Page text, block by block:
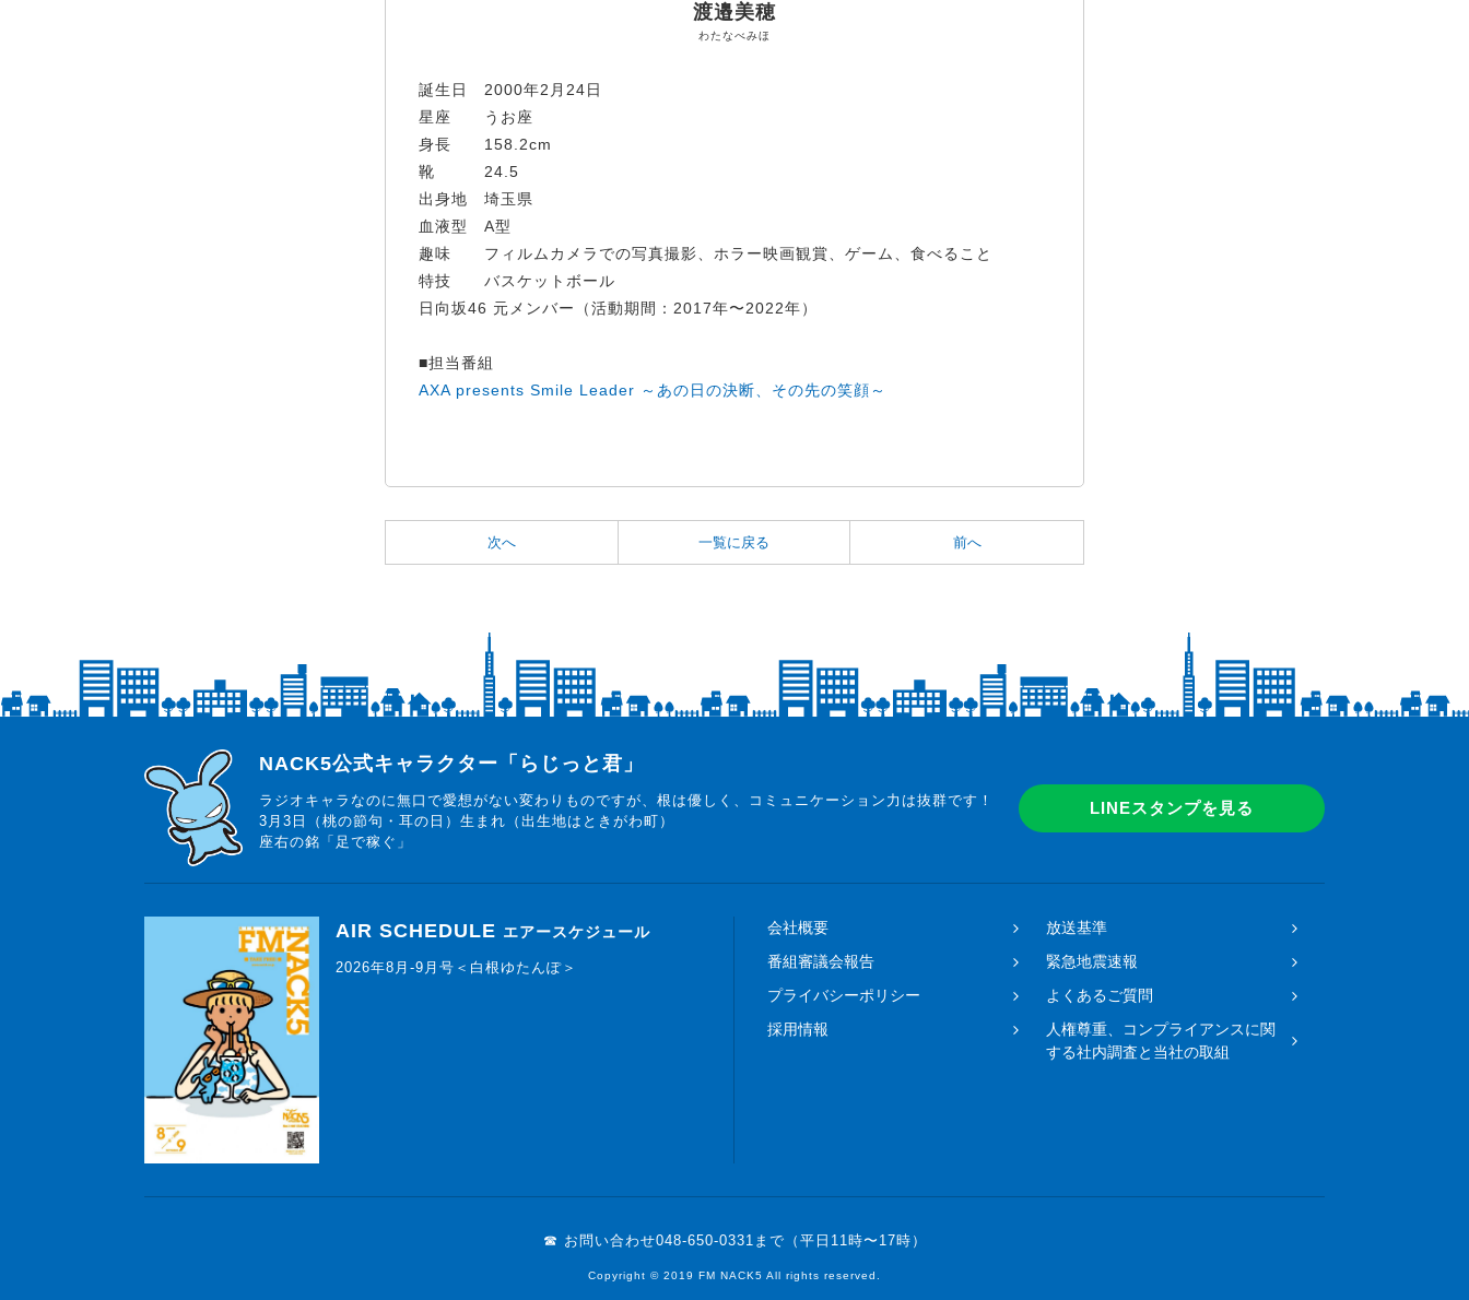
渡邉美穂
わたなべみほ
誕生日 2000年2月24日
星座 うお座
身長 158.2cm
靴 24.5
出身地 埼玉県
血液型 A型
趣味 フィルムカメラでの写真撮影、ホラー映画観賞、ゲーム、食べること
特技 バスケットボール
日向坂46 元メンバー（活動期間：2017年〜2022年）
■担当番組
AXA presents Smile Leader ～あの日の決断、その先の笑顔～
次へ 一覧に戻る 前へ
らじっと君
NACK5公式キャラクター「らじっと君」
ラジオキャラなのに無口で愛想がない変わりものですが、根は優しく、コミュニケーション力は抜群です！
3月3日（桃の節句・耳の日）生まれ（出生地はときがわ町）
座右の銘「足で稼ぐ」
LINEスタンプを見る
AIR SCHEDULE エアースケジュール
2026年8月-9月号＜白根ゆたんぽ＞
会社概要
放送基準
番組審議会報告
緊急地震速報
プライバシーポリシー
よくあるご質問
採用情報
人権尊重、コンプライアンスに関
する社内調査と当社の取組
☎ お問い合わせ048-650-0331まで（平日11時〜17時）
Copyright © 2019 FM NACK5 All rights reserved.